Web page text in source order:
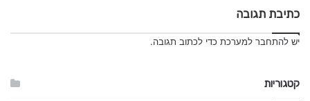
כתיבת תגובה
יש להתחבר למערכת כדי לכתוב תגובה.
קטגוריות